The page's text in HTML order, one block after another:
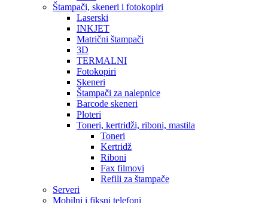
Štampači, skeneri i fotokopiri
Laserski
INKJET
Matrični štampači
3D
TERMALNI
Fotokopiri
Skeneri
Štampači za nalepnice
Barcode skeneri
Ploteri
Toneri, kertridži, riboni, mastila
Toneri
Kertridž
Riboni
Fax filmovi
Refili za štampače
Serveri
Mobilni i fiksni telefoni